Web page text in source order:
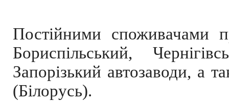
Постійними споживачами
Бориспільський,
Запорізький автозаводи, а
(Білорусь).